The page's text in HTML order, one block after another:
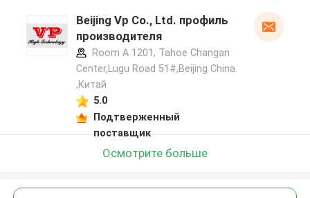
Beijing Vp Co., Ltd. профиль
производителя
Room A 1201, Tahoe Changan
Center,Lugu Road 51#,Beijing China.
,Китай
5.0
Подтверженный
поставщик
Осмотрите больше